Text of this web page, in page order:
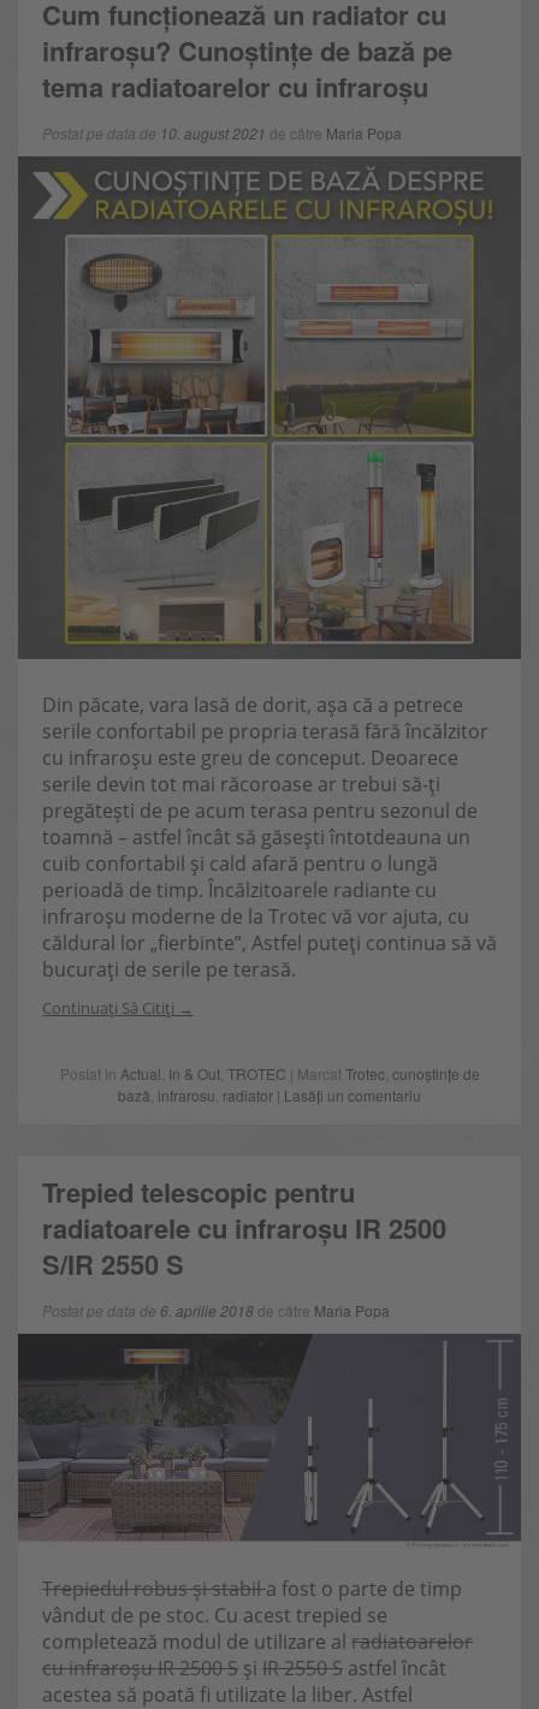
Cum funcționează un radiator cu
infraroșu? Cunoștințe de bază pe
tema radiatoarelor cu infraroșu
Postat pe data de 10. august 2021 de către Maria Popa
Din păcate, vara lasă de dorit, așa că a petrece
serile confortabil pe propria terasă fără încălzitor
cu infraroșu este greu de conceput. Deoarece
serile devin tot mai răcoroase ar trebui să-ți
pregătești de pe acum terasa pentru sezonul de
toamnă – astfel încât să găsești întotdeauna un
cuib confortabil și cald afară pentru o lungă
perioadă de timp. Încălzitoarele radiante cu
infraroșu moderne de la Trotec vă vor ajuta, cu
căldural lor „fierbinte”, Astfel puteți continua să vă
bucurați de serile pe terasă.
Continuați Să Citiți
Postat în Actual In & Out, TROTEC | MarcatTrotec, cunoștințe de
bază infrarosu radiator | Lasăți un comentariu
Trepied telescopic pentru
radiatoarele cu infraroșu IR 2500
S/IR 2550 S
Postat pe data de 6. aprilie 2018de către Maria Popa
Trepiedul robus și stabila fost o parte de timp
vândut de pe stoc. Cu acest trepied se
completează modul de utilizare al radiatoarelor
cu infraroșu IR 2500 S și IR 2550 S astfel încât
acestea să poată fi utilizate la liber. Astfel